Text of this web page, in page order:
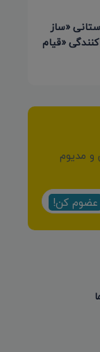
«ساز
«قیام
و مدیوم
عضوم کن!